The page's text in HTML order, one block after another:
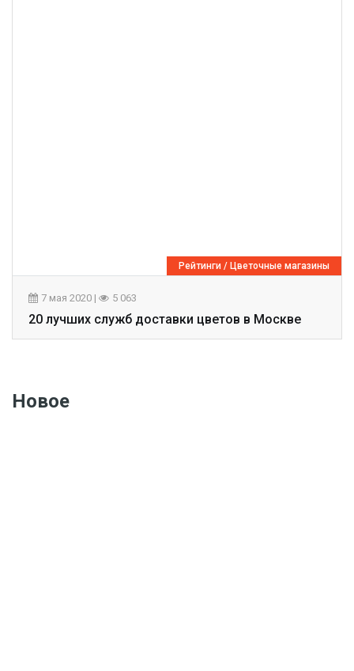
Рейтинги / Цветочные магазины
7 мая 2020 | 5 063
20 лучших служб доставки цветов в Москве
Новое